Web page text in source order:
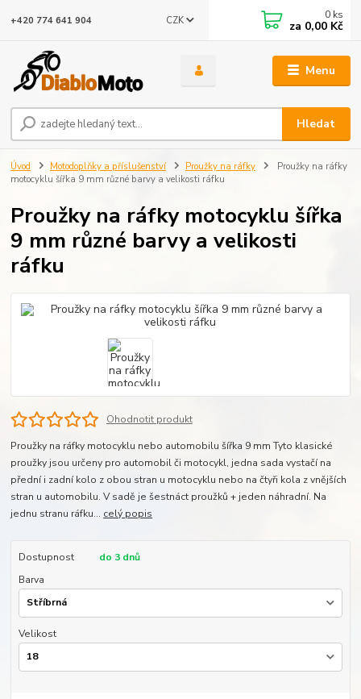
Menu
CZK
Hledat
+420 774 641 904 0 ks
za 0,00 Kč
Úvod Motodoplňky a příslušenství Proužky na ráfky
Proužky na ráfky
motocyklu šířka 9 mm různé barvy a velikosti ráfku
Proužky na ráfky motocyklu šířka
9 mm různé barvy a velikosti
ráfku
Ohodnotit produkt
Proužky na ráfky motocyklu nebo automobilu šířka 9 mm Tyto klasické
proužky jsou určeny pro automobil či motocykl, jedna sada vystačí na
přední i zadní kolo z obou stran u motocyklu nebo na čtyři kola z vnějších
stran u automobilu. V sadě je šestnáct proužků + jeden náhradní. Na
jednu stranu ráfku... celý popis
Dostupnost
do 3 dnů
Barva
Velikost